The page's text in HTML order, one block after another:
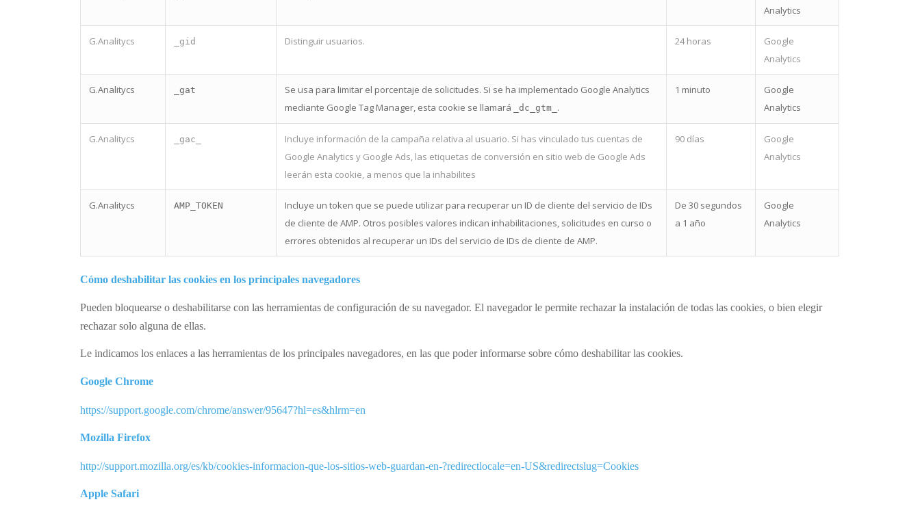
Analytics
G.Analitycs _gid Distinguir usuarios. 24 horas
Google
Analytics
G.Analitycs _gat
Se usa para limitar el porcentaje de solicitudes. Si se ha implementado Google Analytics
mediante Google Tag Manager, esta cookie se llamará
_dc_gtm_ .
1 minuto
Google
Analytics
G.Analitycs _gac_
Incluye información de la campaña relativa al usuario. Si has vinculado tus cuentas de
Google Analytics y Google Ads, las etiquetas de conversión en sitio web de Google Ads
leerán esta cookie, a menos que la inhabilites
90 días
Google
Analytics
G.Analitycs AMP_TOKEN
Incluye un token que se puede utilizar para recuperar un ID de cliente del servicio de IDs
de cliente de AMP. Otros posibles valores indican inhabilitaciones, solicitudes en curso o
errores obtenidos al recuperar un IDs del servicio de IDs de cliente de AMP.
De 30 segundos
a 1 año
Google
Analytics
Cómo deshabilitar las cookies en los principales navegadores
Pueden bloquearse o deshabilitarse con las herramientas de configuración de su navegador. El navegador le permite rechazar la instalación de todas las cookies, o bien elegir
rechazar solo alguna de ellas.
Le indicamos los enlaces a las herramientas de los principales navegadores, en las que poder informarse sobre cómo deshabilitar las cookies.
Google Chrome
https://support.google.com/chrome/answer/95647?hl=es&hlrm=en
Mozilla Firefox
http://support.mozilla.org/es/kb/cookies-informacion-que-los-sitios-web-guardan-en-?redirectlocale=en-US&redirectslug=Cookies
Apple Safari